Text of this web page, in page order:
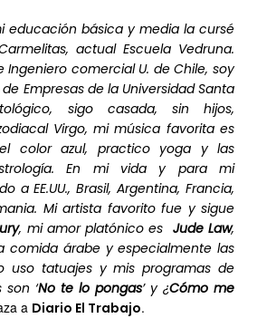
educación básica y media la cursé
actual Escuela Vedruna.
Ingeniero comercial U. de Chile, soy
Empresas de la Universidad Santa
sigo casada, sin hijos,
Virgo, mi música favorita es
color azul, practico yoga y las
En mi vida y para mi
a EE.UU., Brasil, Argentina, Francia,
Mi artista favorito fue y sigue
, mi amor platónico es Jude Law,
comida árabe y especialmente las
uso tatuajes y mis programas de
son ‘No te lo pongas’ y ¿Cómo me
a Diario El Trabajo.